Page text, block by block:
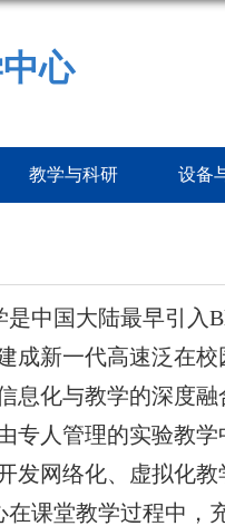
心
教学与科研 设备
是中国大陆最早引入
成新一代高速泛在
息化与教学的深度
专人管理的实验教
发网络化、虚拟化教
课堂教学过程中，